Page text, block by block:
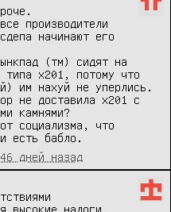
производители
начинают его
(тм) сидят на
типа х201, потому что
им нахуй не уперлись.
не доставила х201 с
камнями?
социализма, что
есть бабло.
дней назад
высокие налоги,